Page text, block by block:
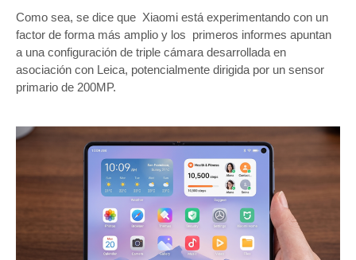
Como sea, se dice que Xiaomi está experimentando con un
factor de forma más amplio y los primeros informes apuntan
a una configuración de triple cámara desarrollada en
asociación con Leica, potencialmente dirigida por un sensor
primario de 200MP.